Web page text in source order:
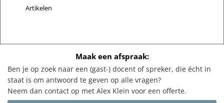
Artikelen
Maak een afspraak:
Ben je op zoek naar een (gast-) docent of spreker, die écht in
staat is om antwoord te geven op alle vragen?
Neem dan contact op met Alex Klein voor een offerte.